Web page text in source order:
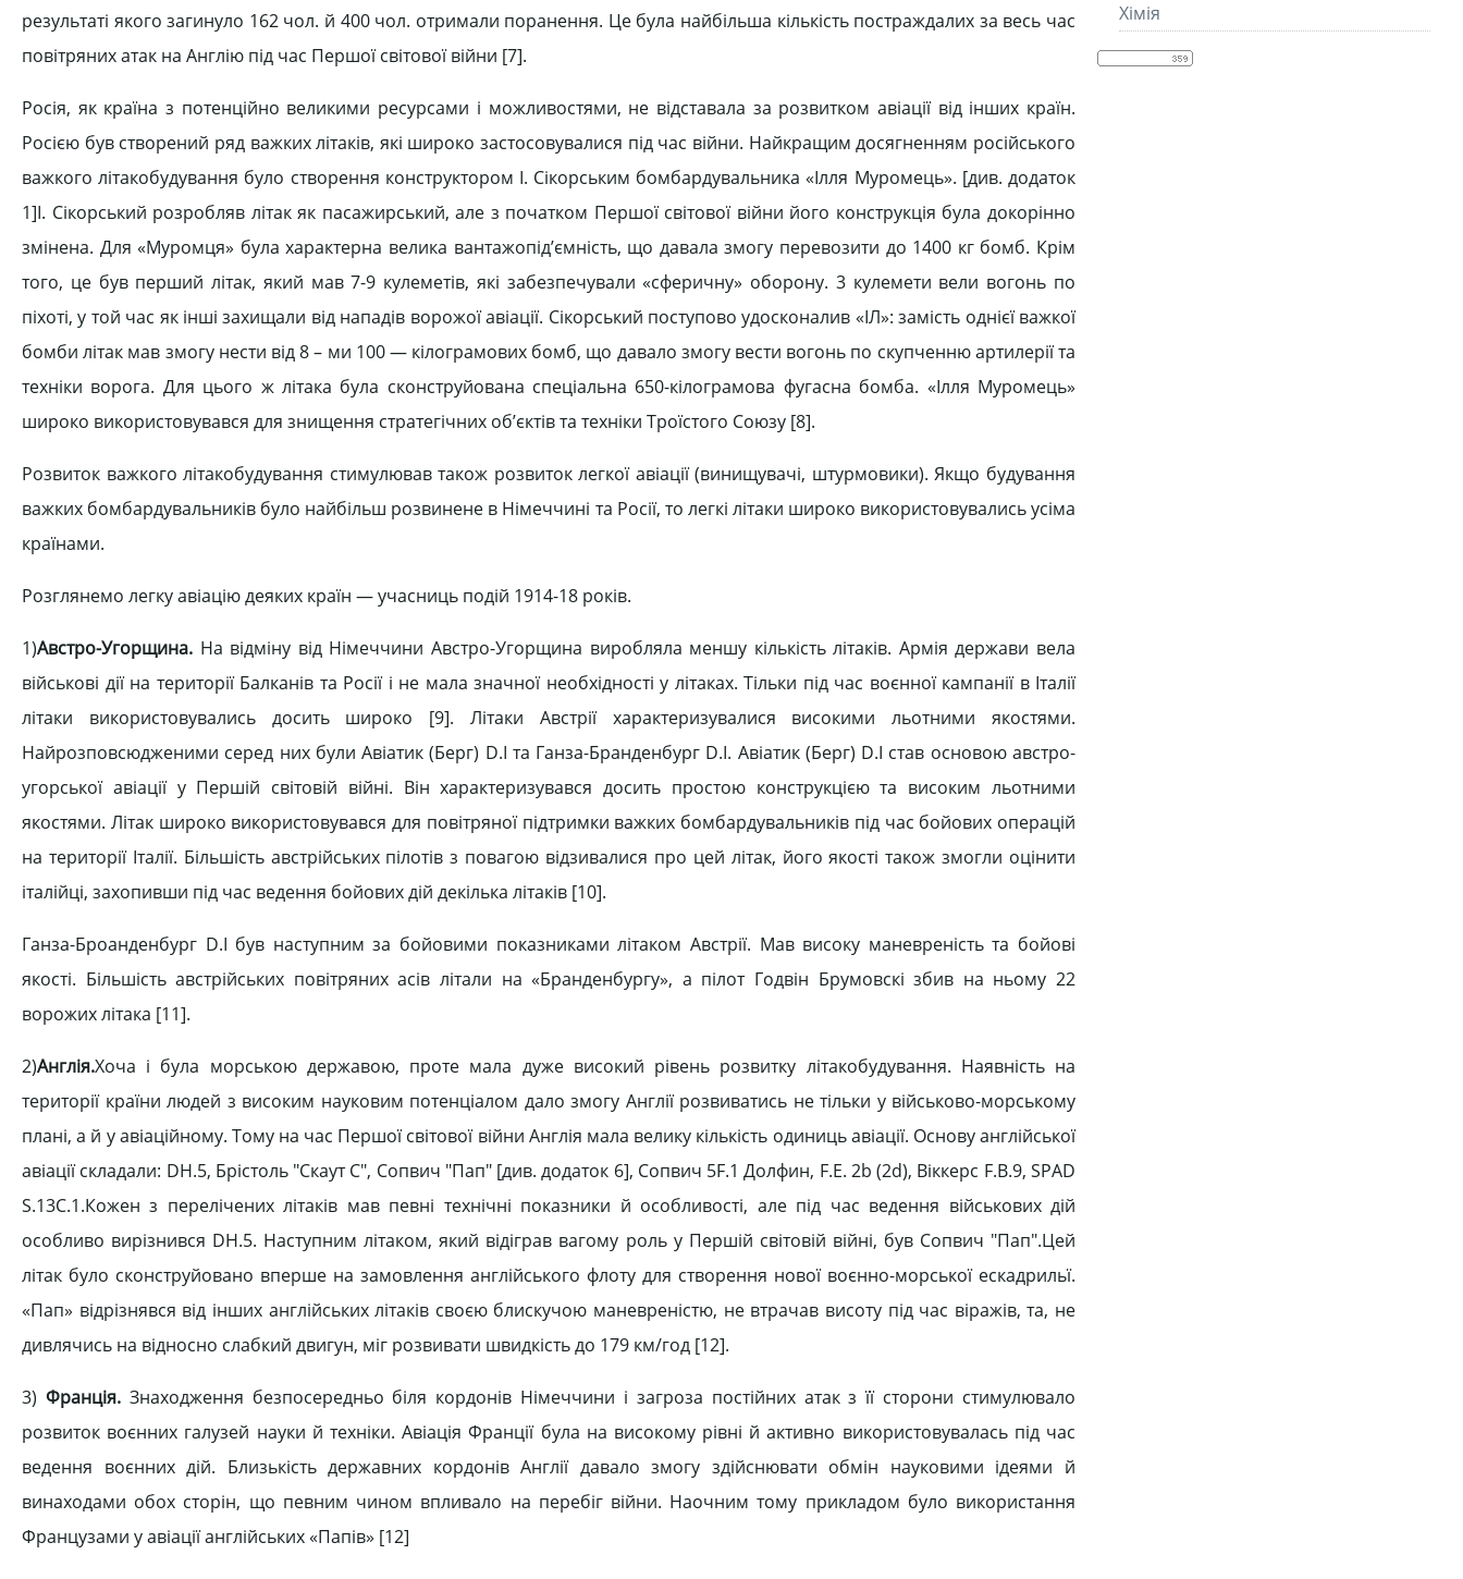
результаті якого загинуло 162 чол. й 400 чол. отримали поранення. Це була найбільша кількість постраждалих за весь час
повітряних атак на Англію під час Першої світової війни [7].
Росія, як країна з потенційно великими ресурсами і можливостями, не відставала за розвитком авіації від інших країн.
Росією був створений ряд важких літаків, які широко застосовувалися під час війни. Найкращим досягненням російського
важкого літакобудування було створення конструктором І. Сікорським бомбардувальника «Ілля Муромець». [див. додаток
1]І. Сікорський розробляв літак як пасажирський, але з початком Першої світової війни його конструкція була докорінно
змінена. Для «Муромця» була характерна велика вантажопід’ємність, що давала змогу перевозити до 1400 кг бомб. Крім
того, це був перший літак, який мав 7-9 кулеметів, які забезпечували «сферичну» оборону. 3 кулемети вели вогонь по
піхоті, у той час як інші захищали від нападів ворожої авіації. Сікорський поступово удосконалив «ІЛ»: замість однієї важкої
бомби літак мав змогу нести від 8 – ми 100 — кілограмових бомб, що давало змогу вести вогонь по скупченню артилерії та
техніки ворога. Для цього ж літака була сконструйована спеціальна 650-кілограмова фугасна бомба. «Ілля Муромець»
широко використовувався для знищення стратегічних об’єктів та техніки Троїстого Союзу [8].
Розвиток важкого літакобудування стимулював також розвиток легкої авіації (винищувачі, штурмовики). Якщо будування
важких бомбардувальників було найбільш розвинене в Німеччині та Росії, то легкі літаки широко використовувались усіма
країнами.
Розглянемо легку авіацію деяких країн — учасниць подій 1914-18 років.
1)Австро-Угорщина. На відміну від Німеччини Австро-Угорщина виробляла меншу кількість літаків. Армія держави вела
військові дії на території Балканів та Росії і не мала значної необхідності у літаках. Тільки під час воєнної кампанії в Італії
літаки використовувались досить широко [9]. Літаки Австрії характеризувалися високими льотними якостями.
Найрозповсюдженими серед них були Авіатик (Берг) D.I та Ганза-Бранденбург D.I. Авіатик (Берг) D.I став основою австро-
угорської авіації у Першій світовій війні. Він характеризувався досить простою конструкцією та високим льотними
якостями. Літак широко використовувався для повітряної підтримки важких бомбардувальників під час бойових операцій
на території Італії. Більшість австрійських пілотів з повагою відзивалися про цей літак, його якості також змогли оцінити
італійці, захопивши під час ведення бойових дій декілька літаків [10].
Ганза-Броанденбург D.I був наступним за бойовими показниками літаком Австрії. Мав високу маневреність та бойові
якості. Більшість австрійських повітряних асів літали на «Бранденбургу», а пілот Годвін Брумовскі збив на ньому 22
ворожих літака [11].
2)Англія.Хоча і була морською державою, проте мала дуже високий рівень розвитку літакобудування. Наявність на
території країни людей з високим науковим потенціалом дало змогу Англії розвиватись не тільки у військово-морському
плані, а й у авіаційному. Тому на час Першої світової війни Англія мала велику кількість одиниць авіації. Основу англійської
авіації складали: DH.5, Брістоль "Скаут С", Сопвич "Пап" [див. додаток 6], Сопвич 5F.1 Долфин, F.E. 2b (2d), Віккерс F.B.9, SPAD
S.13C.1.Кожен з перелічених літаків мав певні технічні показники й особливості, але під час ведення військових дій
особливо вирізнився DH.5. Наступним літаком, який відіграв вагому роль у Першій світовій війні, був Сопвич "Пап".Цей
літак було сконструйовано вперше на замовлення англійського флоту для створення нової воєнно-морської ескадрильї.
«Пап» відрізнявся від інших англійських літаків своєю блискучою маневреністю, не втрачав висоту під час віражів, та, не
дивлячись на відносно слабкий двигун, міг розвивати швидкість до 179 км/год [12].
3) Франція. Знаходження безпосередньо біля кордонів Німеччини і загроза постійних атак з її сторони стимулювало
розвиток воєнних галузей науки й техніки. Авіація Франції була на високому рівні й активно використовувалась під час
ведення воєнних дій. Близькість державних кордонів Англії давало змогу здійснювати обмін науковими ідеями й
винаходами обох сторін, що певним чином впливало на перебіг війни. Наочним тому прикладом було використання
Французами у авіації англійських «Папів» [12]
Хімія